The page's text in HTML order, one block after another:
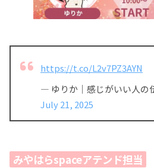
https://t.co/L2v7PZ3AYN
— ゆりか｜感じがいい人の
July 21, 2025
みやはらspaceアテンド担当